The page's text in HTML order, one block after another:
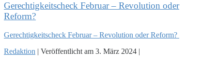
Gerechtigkeitscheck Februar – Revolution oder
Reform?
Gerechtigkeitscheck Februar – Revolution oder Reform?
Redaktion | Veröffentlicht am 3. März 2024 |